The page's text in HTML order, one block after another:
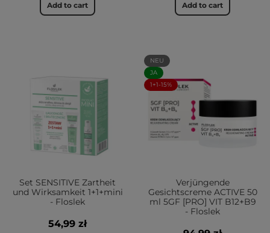
Add to cart Add to cart
Set SENSITIVE Zartheit
und Wirksamkeit 1+1+mini
- Floslek
54,99 zł
NEU
JA
1+1-15%
Verjüngende
Gesichtscreme ACTIVE 50
ml 5GF [PRO] VIT B12+B9
- Floslek